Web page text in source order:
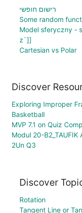
רישום חופשי
Some random
Model sferyczny -
z`]]
Cartesian vs Polar
Discover
Basketball
MVP 7.1 on Quiz
2Un Q3
Discover
Rotation
Tangent Line or